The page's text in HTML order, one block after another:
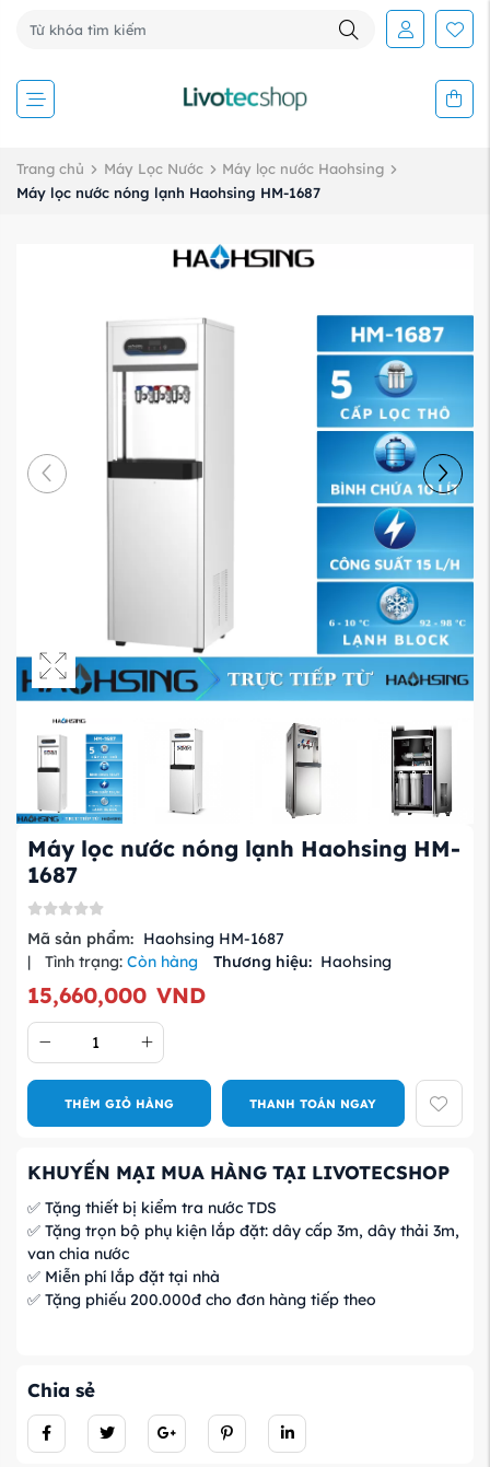
Trang chủ Máy Lọc Nước
Máy lọc nước Haohsing
Máy lọc nước nóng lạnh Haohsing HM-1687
Máy lọc nước nóng lạnh Haohsing HM-
1687
Mã sản phẩm: Haohsing HM-1687
|
Tình trạng: Còn hàng Thương hiệu: Haohsing
15,660,000 VND
THÊM GIỎ HÀNG THANH TOÁN NGAY
KHUYẾN MẠI MUA HÀNG TẠI LIVOTECSHOP
✅ Tặng thiết bị kiểm tra nước TDS
✅ Tặng trọn bộ phụ kiện lắp đặt: dây cấp 3m, dây thải 3m,
van chia nước
✅ Miễn phí lắp đặt tại nhà
✅ Tặng phiếu 200.000đ cho đơn hàng tiếp theo
Chia sẻ